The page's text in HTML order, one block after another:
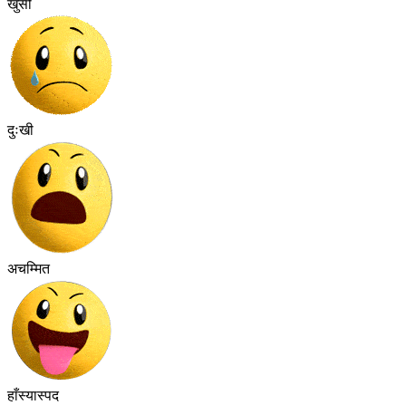
खुसी
दुःखी
अचम्मित
हाँस्यास्पद